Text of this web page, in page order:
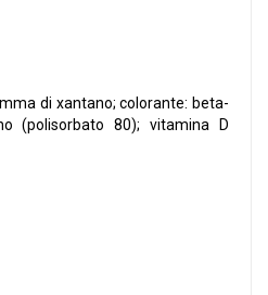
di xantano; colorante: beta-
(polisorbato 80); vitamina D